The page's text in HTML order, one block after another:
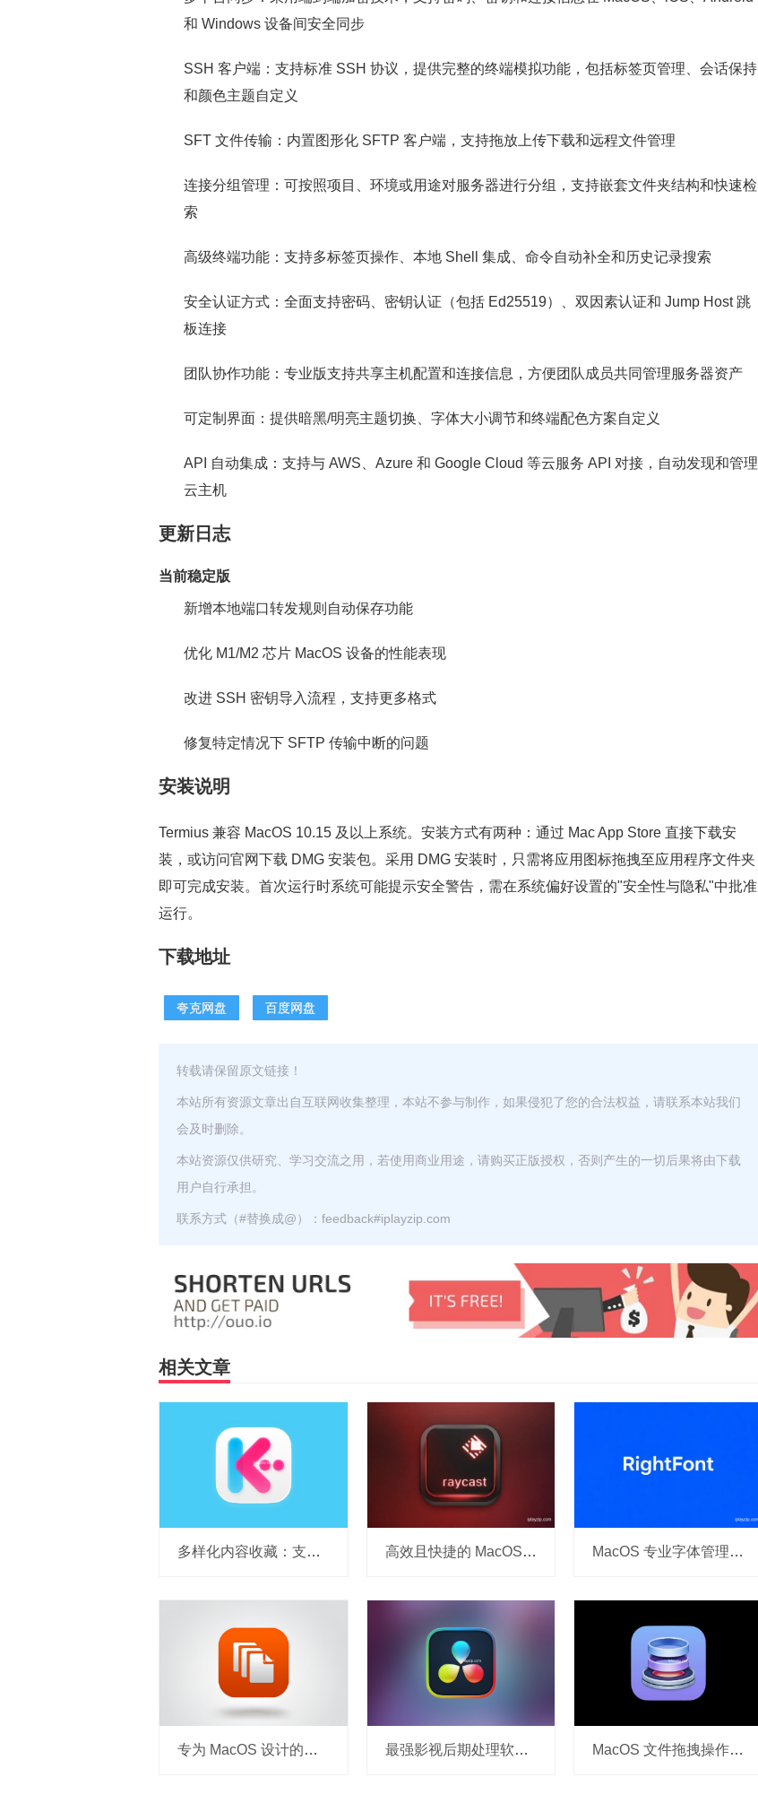
和 Windows 设备间安全同步
SSH 客户端：支持标准 SSH 协议，提供完整的终端模拟功能，包括标签页管理、会话保持
和颜色主题自定义
SFT 文件传输：内置图形化 SFTP 客户端，支持拖放上传下载和远程文件管理
连接分组管理：可按照项目、环境或用途对服务器进行分组，支持嵌套文件夹结构和快速检
索
高级终端功能：支持多标签页操作、本地 Shell 集成、命令自动补全和历史记录搜索
安全认证方式：全面支持密码、密钥认证（包括 Ed25519）、双因素认证和 Jump Host 跳
板连接
团队协作功能：专业版支持共享主机配置和连接信息，方便团队成员共同管理服务器资产
可定制界面：提供暗黑/明亮主题切换、字体大小调节和终端配色方案自定义
API 自动集成：支持与 AWS、Azure 和 Google Cloud 等云服务 API 对接，自动发现和管理
云主机
更新日志
当前稳定版
新增本地端口转发规则自动保存功能
优化 M1/M2 芯片 MacOS 设备的性能表现
改进 SSH 密钥导入流程，支持更多格式
修复特定情况下 SFTP 传输中断的问题
安装说明
Termius 兼容 MacOS 10.15 及以上系统。安装方式有两种：通过 Mac App Store 直接下载安
装，或访问官网下载 DMG 安装包。采用 DMG 安装时，只需将应用图标拖拽至应用程序文件夹
即可完成安装。首次运行时系统可能提示安全警告，需在系统偏好设置的"安全性与隐私"中批准
运行。
下载地址
夸克网盘 百度网盘
转载请保留原文链接！
本站所有资源文章出自互联网收集整理，本站不参与制作，如果侵犯了您的合法权益，请联系本站我们
会及时删除。
本站资源仅供研究、学习交流之用，若使用商业用途，请购买正版授权，否则产生的一切后果将由下载
用户自行承担。
联系方式（#替换成@）：feedback#iplayzip.com
相关文章
多样化内容收藏：支持保存网页 Keep It v2.8.8破解版 高效且快捷的 MacOS 启动器 Raycast v1.78.1 破解版 MacOS 专业字体管理工具 RightFont v10.0.1 破解版
专为 MacOS 设计的桌面整理工具 iCollections v9.2.1 破解版 最强影视后期处理软件 DaVinci Resolve Studio 20 v20.0.1 破解版 MacOS 文件拖拽操作增强工具 Dropzone 4 v4.80.64 破解版